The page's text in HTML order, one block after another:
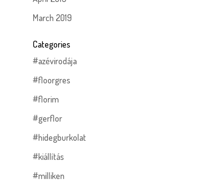
March 2019
Categories
#azévirodája
#floorgres
#florim
#gerflor
#hidegburkolat
#kiállítás
#milliken